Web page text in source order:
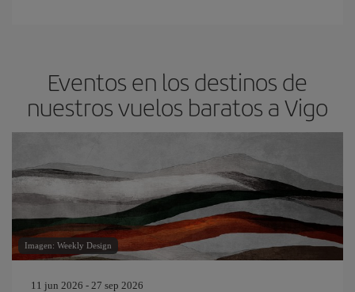
Eventos en los destinos de
nuestros vuelos baratos a Vigo
Imagen: Weekly Design
11 jun 2026 - 27 sep 2026